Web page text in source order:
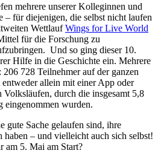
mehrere unserer Kolleginnen und
– für diejenigen, die selbst nicht laufen
WettlaufWings for Live World
für die Forschung zu
Und so ging dieser 10.
Hilfe in die Geschichte ein. Mehrere
728 Teilnehmer auf der ganzen
allein mit einer App oder
Volksläufen, durch die insgesamt 5,8
wurden.
gute Sache gelaufen sind, ihre
– und vielleicht auch sich selbst!
am 5. Mai am Start?